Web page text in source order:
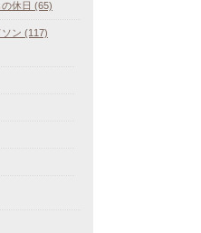
休日 (65)
ン (117)